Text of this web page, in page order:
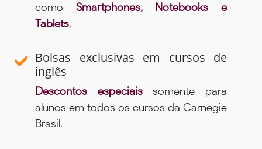
como Smartphones, Notebooks e
Tablets.
Bolsas exclusivas em cursos de
inglês
Descontos especiaissomente para
alunos em todos os cursos da Carnegie
Brasil.